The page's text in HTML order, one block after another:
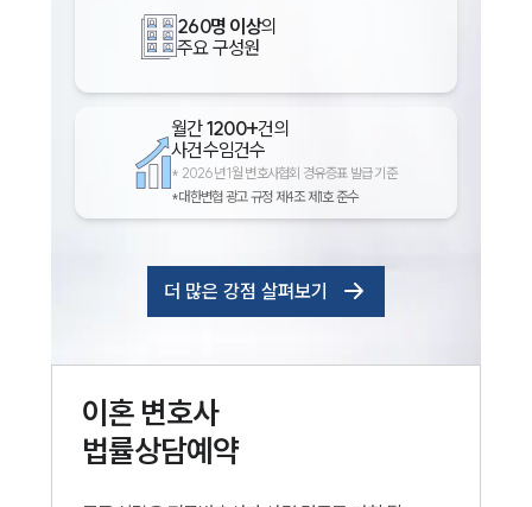
260명 이상의
주요 구성원
월간1200+건의
사건수임건수
* 2026년 1월 변호사협회 경유증표 발급 기준
*대한변협 광고 규정 제4조 제1호 준수
더 많은 강점 살펴보기
이혼변호사
법률상담예약